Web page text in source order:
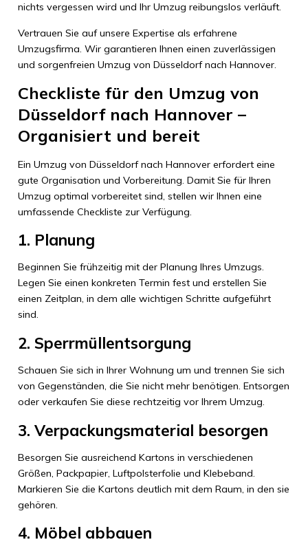
nichts vergessen wird und Ihr Umzug reibungslos verläuft.
Vertrauen Sie auf unsere Expertise als erfahrene
Umzugsfirma. Wir garantieren Ihnen einen zuverlässigen
und sorgenfreien Umzug von Düsseldorf nach Hannover.
Checkliste für den Umzug von
Düsseldorf nach Hannover –
Organisiert und bereit
Ein Umzug von Düsseldorf nach Hannover erfordert eine
gute Organisation und Vorbereitung. Damit Sie für Ihren
Umzug optimal vorbereitet sind, stellen wir Ihnen eine
umfassende Checkliste zur Verfügung.
1. Planung
Beginnen Sie frühzeitig mit der Planung Ihres Umzugs.
Legen Sie einen konkreten Termin fest und erstellen Sie
einen Zeitplan, in dem alle wichtigen Schritte aufgeführt
sind.
2. Sperrmüllentsorgung
Schauen Sie sich in Ihrer Wohnung um und trennen Sie sich
von Gegenständen, die Sie nicht mehr benötigen. Entsorgen
oder verkaufen Sie diese rechtzeitig vor Ihrem Umzug.
3. Verpackungsmaterial besorgen
Besorgen Sie ausreichend Kartons in verschiedenen
Größen, Packpapier, Luftpolsterfolie und Klebeband.
Markieren Sie die Kartons deutlich mit dem Raum, in den sie
gehören.
4. Möbel abbauen